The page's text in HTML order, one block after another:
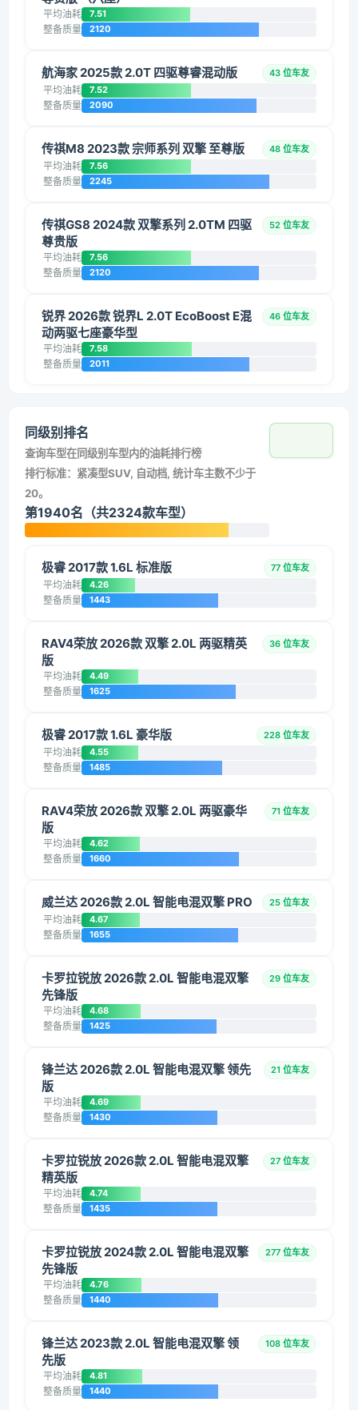
平均油耗 7.51
整备质量 2120
航海家 2025款 2.0T 四驱尊睿混动版 43 位车友
平均油耗 7.52
整备质量 2090
传祺M8 2023款 宗师系列 双擎 至尊版 48 位车友
平均油耗 7.56
整备质量 2245
传祺GS8 2024款 双擎系列 2.0TM 四驱
尊贵版
52 位车友
平均油耗 7.56
整备质量 2120
锐界 2026款 锐界L 2.0T EcoBoost E混
动两驱七座豪华型
46 位车友
平均油耗 7.58
整备质量 2011
同级别排名
查询车型在同级别车型内的油耗排行榜
排行标准：紧凑型SUV, 自动档, 统计车主数不少于
20。
第1940名（共2324款车型）
极睿 2017款 1.6L 标准版 77 位车友
平均油耗 4.26
整备质量 1443
RAV4荣放 2026款 双擎 2.0L 两驱精英
版
36 位车友
平均油耗 4.49
整备质量 1625
极睿 2017款 1.6L 豪华版 228 位车友
平均油耗 4.55
整备质量 1485
RAV4荣放 2026款 双擎 2.0L 两驱豪华
版
71 位车友
平均油耗 4.62
整备质量 1660
威兰达 2026款 2.0L 智能电混双擎 PRO 25 位车友
平均油耗 4.67
整备质量 1655
卡罗拉锐放 2026款 2.0L 智能电混双擎
先锋版
29 位车友
平均油耗 4.68
整备质量 1425
锋兰达 2026款 2.0L 智能电混双擎 领先
版
21 位车友
平均油耗 4.69
整备质量 1430
卡罗拉锐放 2026款 2.0L 智能电混双擎
精英版
27 位车友
平均油耗 4.74
整备质量 1435
卡罗拉锐放 2024款 2.0L 智能电混双擎
先锋版
277 位车友
平均油耗 4.76
整备质量 1440
锋兰达 2023款 2.0L 智能电混双擎 领
先版
108 位车友
平均油耗 4.81
整备质量 1440